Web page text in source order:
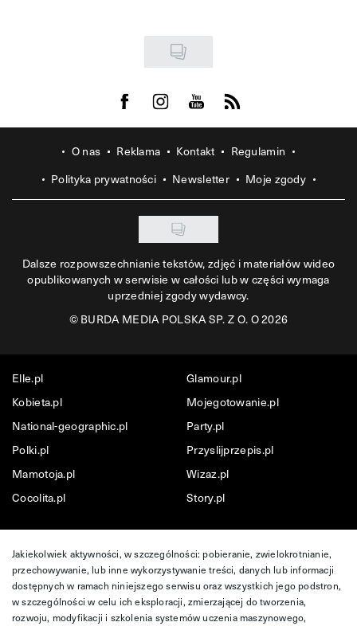
Visit us on Facebook
Visit us on Instagram
Visit us on Youtube
Visit us on Rss
O nas Reklama Kontakt
Regulamin
Polityka prywatności
Newsletter Moje zgody
Dalsze rozpowszechnianie tekstów, zdjęć i materiałów wideo
opublikowanych w serwisie w całości lub w części wymaga
uprzedniej zgody wydawcy.
©BURDA MEDIA POLSKA SP. Z O. O 2026
Elle.pl
Glamour.pl
Kobieta.pl
Mojegotowanie.pl
National-geographic.pl
Party.pl
Polki.pl
Przyslijprzepis.pl
Mamotoja.pl
Wizaz.pl
Cocolita.pl
Story.pl
Jakiekolwiek aktywności, w szczególności: pobieranie, zwielokrotnianie,
przechowywanie, lub inne wykorzystywanie treści, danych lub informacji
dostępnych w ramach niniejszego serwisu oraz wszystkich jego podstron,
w szczególności w celu ich eksploracji, zmierzającej do tworzenia,
rozwoju, modyfikacji i szkolenia systemów uczenia maszynowego,